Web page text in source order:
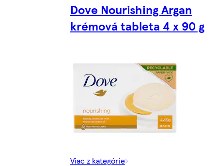
Dove Nourishing Argan
krémová tableta 4 x 90 g
Viac z kategórie